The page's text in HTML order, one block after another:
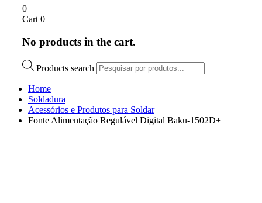
0
Cart 0
No products in the cart.
Products search
Home
Soldadura
Acessórios e Produtos para Soldar
Fonte Alimentação Regulável Digital Baku-1502D+